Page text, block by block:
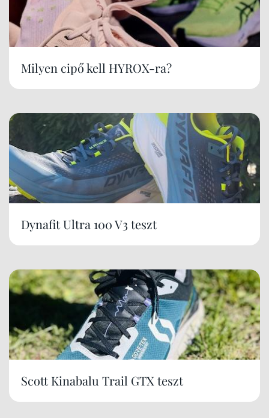
Milyen cipő kell HYROX-ra?
Dynafit Ultra 100 V3 teszt
Scott Kinabalu Trail GTX teszt